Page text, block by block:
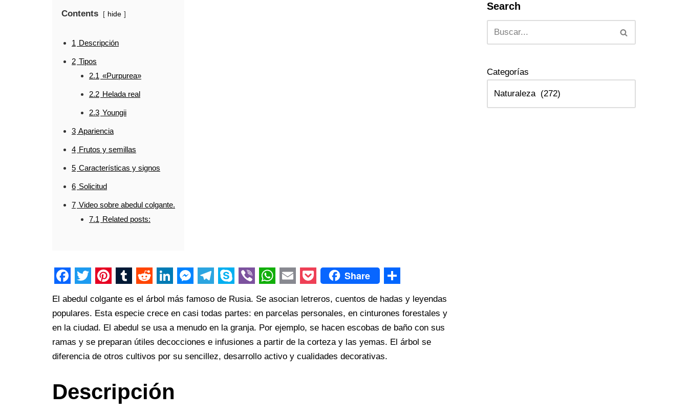
Contents hide
1 Descripción
2 Tipos
2.1 «Purpurea»
2.2 Helada real
2.3 Youngii
3 Apariencia
4 Frutos y semillas
5 Características y signos
6 Solicitud
7 Video sobre abedul colgante.
7.1 Related posts:
F
a
c
e
b
o
T
w
i
t
t
r
P
i
n
t
e
e
T
u
m
b
l
R
e
d
d
i
L
i
n
k
e
I
M
e
s
s
e
e
l
e
g
S
k
y
p
e
V
i
b
e
r
W
h
a
t
s
E
m
a
i
l
P
o
c
k
e
Share
S
h
a
r
e
El abedul colgante es el árbol más famoso de Rusia. Se asocian letreros, cuentos de hadas y leyendas
populares. Esta especie crece en casi todas partes: en parcelas personales, en cinturones forestales y
en la ciudad. El abedul se usa a menudo en la granja. Por ejemplo, se hacen escobas de baño con sus
ramas y se preparan útiles decocciones e infusiones a partir de la corteza y las yemas. El árbol se
diferencia de otros cultivos por su sencillez, desarrollo activo y cualidades decorativas.
Descripción
Search
Categorías